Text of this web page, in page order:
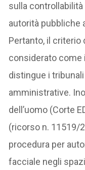
sulla
autorità pubbliche
Pertanto, il criterio
considerato come
distingue i
amministrative.
dell’uomo (Corte
(ricorso n. 11519/
procedura per
facciale negli